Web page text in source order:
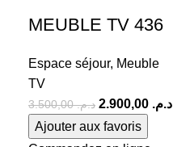
MEUBLE TV 436
Espace séjour, Meuble
TV
د.م.3.500,00 د.م.
Ajouter aux favoris